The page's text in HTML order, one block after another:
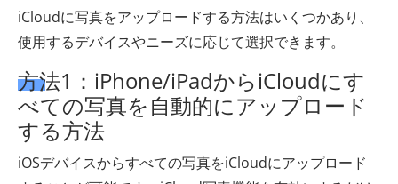
iCloudに写真をアップロードする方法はいくつかあり、
使用するデバイスやニーズに応じて選択できます。
方法1：iPhone/iPadからiCloudにす
べての写真を自動的にアップロード
する方法
iOSデバイスからすべての写真をiCloudにアップロード